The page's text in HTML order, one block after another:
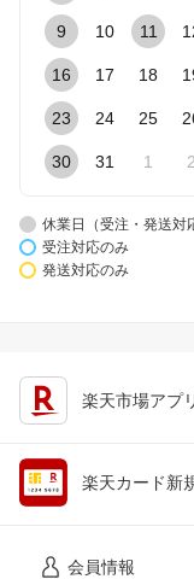
9 10 11
16 17 18
23 24 25
30 31 1 2
休業日（受注・発送対
受注対応のみ
発送対応のみ
楽天市場アプ
楽天カード新
会員情報